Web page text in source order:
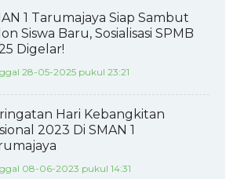
1 Tarumajaya Siap Sambut
Siswa Baru, Sosialisasi SPMB
Digelar!
28-05-2025 pukul 23:21
Hari Kebangkitan
2023 Di SMAN 1
08-06-2023 pukul 14:31